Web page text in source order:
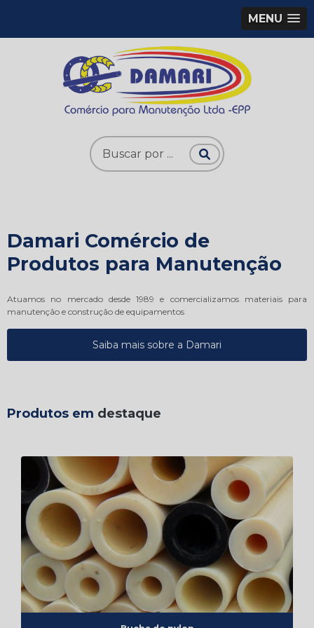
MENU
Damari Comércio de
Produtos para Manutenção
Atuamos no mercado desde 1989 e comercializamos materiais para
manutenção e construção de equipamentos
Saiba mais sobre a Damari
Produtos em destaque